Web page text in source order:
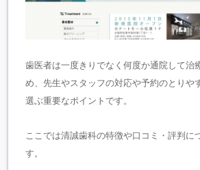
歯医者は一度きりでなく何度か通院して治
め、先生やスタッフの対応や予約のとりや
選ぶ重要なポイントです。
ここでは清誠歯科の特徴や口コミ・評判に
す。